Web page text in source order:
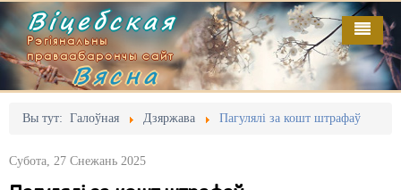
Віцебская
Рэгіянальны
праваабарончы сайт
Вясна
Вы тут: Галоўная Дзяржава Пагулялі за кошт штрафаў
Субота, 27 Снежань 2025
Галоўная
Адміністрацыйны перасьлед
Безбар'ернае асяродзьдзе
Выданьні
Кантакт